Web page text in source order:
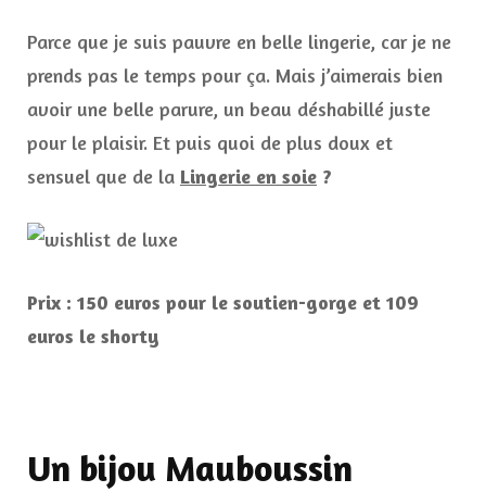
Parce que je suis pauvre en belle lingerie, car je ne
prends pas le temps pour ça. Mais j’aimerais bien
avoir une belle parure, un beau déshabillé juste
pour le plaisir. Et puis quoi de plus doux et
sensuel que de la Lingerie en soie ?
Prix : 150 euros pour le soutien-gorge et 109
euros le shorty
Un bijou Mauboussin